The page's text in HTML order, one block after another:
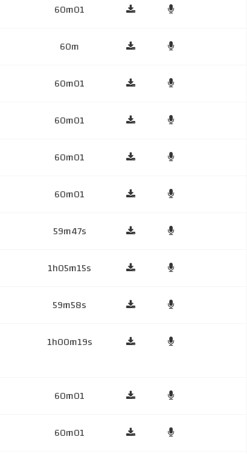
60m01
60m
60m01
60m01
60m01
60m01
59m47s
1h05m15s
59m58s
1h00m19s
60m01
60m01